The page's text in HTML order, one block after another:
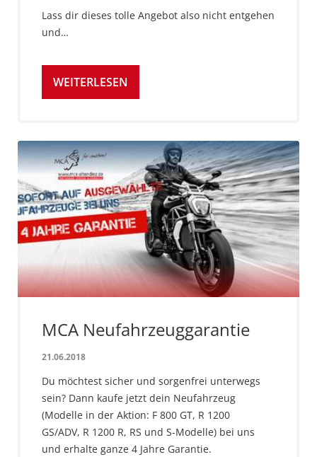
Lass dir dieses tolle Angebot also nicht entgehen
und…
WEITERLESEN
MCA Neufahrzeuggarantie
21.06.2018
Du möchtest sicher und sorgenfrei unterwegs
sein? Dann kaufe jetzt dein Neufahrzeug
(Modelle in der Aktion: F 800 GT, R 1200
GS/ADV, R 1200 R, RS und S-Modelle) bei uns
und erhalte ganze 4 Jahre Garantie.